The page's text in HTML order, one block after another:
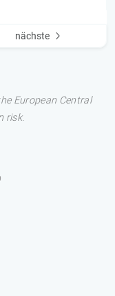
nächste
European Central
risk.